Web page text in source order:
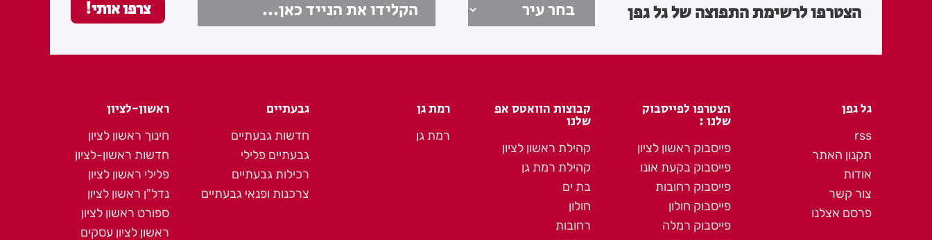
הצטרפו לרשימת התפוצה של גל גפן
גל גפן
rss
תקנון האתר
אודות
צור קשר
פרסם אצלנו
הצטרפו לפייסבוק
שלנו :
פייסבוק ראשון לציון
פייסבוק בקעת אונו
פייסבוק רחובות
פייסבוק חולון
פייסבוק רמלה
קבוצות הוואטס אפ
שלנו
קהילת ראשון לציון
קהילת רמת גן
בת ים
חולון
רחובות
רמת גן
רמת גן
גבעתיים
חדשות גבעתיים
גבעתיים פלילי
רכילות גבעתיים
צרכנות ופנאי גבעתיים
ראשון-לציון
חינוך ראשון לציון
חדשות ראשון-לציון
פלילי ראשון לציון
נדל"ן ראשון לציון
ספורט ראשון לציון
ראשון לציון עסקים